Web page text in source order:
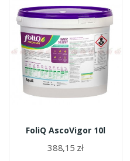
FoliQ AscoVigor 10l
388,15 zł